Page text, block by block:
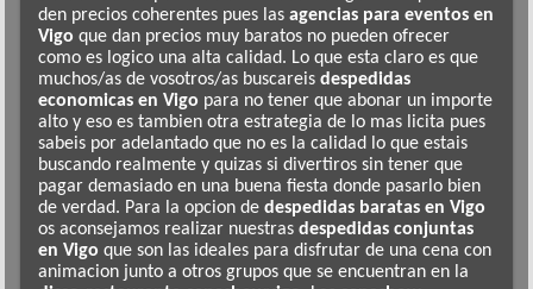
den precios coherentes pues lasagencias para eventos en
Vigo que dan precios muy baratos no pueden ofrecer
como es logico una alta calidad. Lo que esta claro es que
muchos/as de vosotros/as buscareisdespedidas
economicas en Vigo para no tener que abonar un importe
alto y eso es tambien otra estrategia de lo mas licita pues
sabeis por adelantado que no es la calidad lo que estais
buscando realmente y quizas si divertiros sin tener que
pagar demasiado en una buena fiesta donde pasarlo bien
de verdad. Para la opcion dedespedidas baratas en Vigo
os aconsejamos realizar nuestrasdespedidas conjuntas
en Vigo que son las ideales para disfrutar de una cena con
animacion junto a otros grupos que se encuentran en la